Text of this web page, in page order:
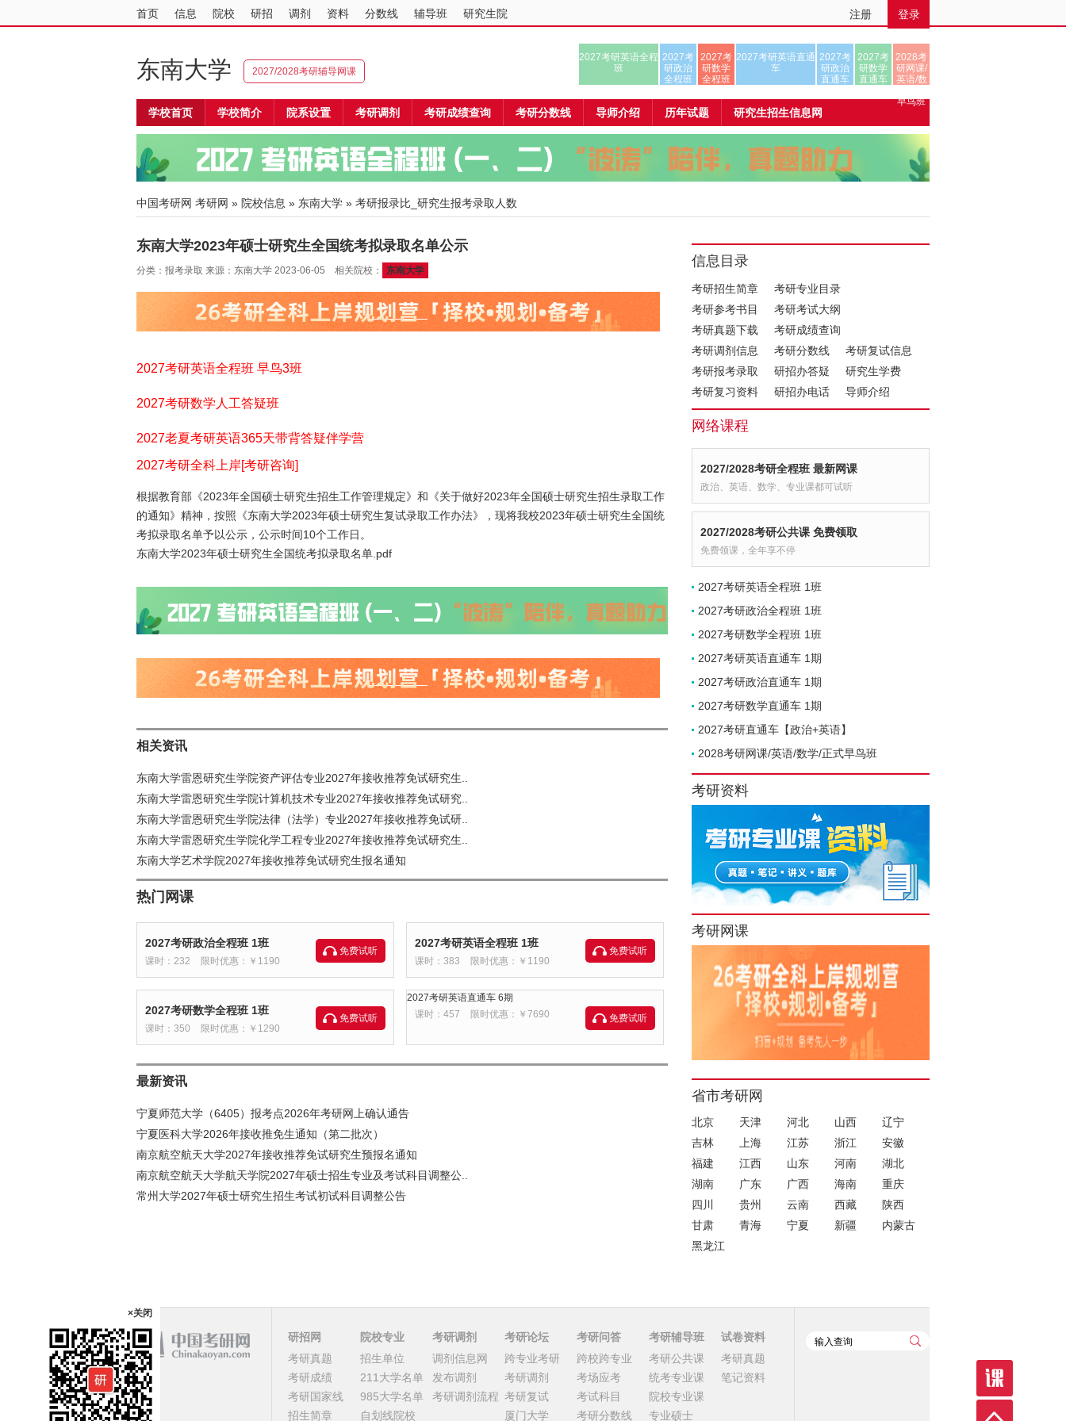
首页 信息 院校 研招 调剂 资料 分数线 辅导班 研究生院 注册 登录
东南大学 2027/2028考研辅导网课
2027考研英语全程
班
2027考
研政治
全程班
2027考
研数学
全程班
2027考研英语直通
车
2027考
研政治
直通车
2027考
研数学
直通车
2028考
研网课/
英语/数
早鸟班
学校首页 学校简介 院系设置 考研调剂 考研成绩查询 考研分数线 导师介绍 历年试题 研究生招生信息网
中国考研网 考研网 » 院校信息 » 东南大学 » 考研报录比_研究生报考录取人数
东南大学2023年硕士研究生全国统考拟录取名单公示
分类：报考录取 来源：东南大学 2023-06-05 相关院校： 东南大学
2027考研英语全程班 早鸟3班
2027考研数学人工答疑班
2027老夏考研英语365天带背答疑伴学营
2027考研全科上岸[考研咨询]
根据教育部《2023年全国硕士研究生招生工作管理规定》和《关于做好2023年全国硕士研究生招生录取工作
的通知》精神，按照《东南大学2023年硕士研究生复试录取工作办法》，现将我校2023年硕士研究生全国统
考拟录取名单予以公示，公示时间10个工作日。
东南大学2023年硕士研究生全国统考拟录取名单.pdf
相关资讯
东南大学雷恩研究生学院资产评估专业2027年接收推荐免试研究生..
东南大学雷恩研究生学院计算机技术专业2027年接收推荐免试研究..
东南大学雷恩研究生学院法律（法学）专业2027年接收推荐免试研..
东南大学雷恩研究生学院化学工程专业2027年接收推荐免试研究生..
东南大学艺术学院2027年接收推荐免试研究生报名通知
热门网课
2027考研政治全程班 1班
课时：232 限时优惠：￥1190
免费试听
2027考研英语全程班 1班
课时：383 限时优惠：￥1190
免费试听
2027考研数学全程班 1班
课时：350 限时优惠：￥1290
免费试听
2027考研英语直通车 6期
课时：457
限时优惠：￥7690 免费试听
最新资讯
宁夏师范大学（6405）报考点2026年考研网上确认通告
宁夏医科大学2026年接收推免生通知（第二批次）
南京航空航天大学2027年接收推荐免试研究生预报名通知
南京航空航天大学航天学院2027年硕士招生专业及考试科目调整公..
常州大学2027年硕士研究生招生考试初试科目调整公告
信息目录
考研招生简章
考研专业目录
考研参考书目
考研考试大纲
考研真题下载
考研成绩查询
考研调剂信息
考研分数线
考研复试信息
考研报考录取
研招办答疑
研究生学费
考研复习资料
研招办电话 导师介绍
网络课程
2027/2028考研全程班 最新网课
政治、英语、数学、专业课都可试听
2027/2028考研公共课 免费领取
免费领课，全年享不停
2027考研英语全程班 1班
2027考研政治全程班 1班
2027考研数学全程班 1班
2027考研英语直通车 1期
2027考研政治直通车 1期
2027考研数学直通车 1期
2027考研直通车【政治+英语】
2028考研网课/英语/数学/正式早鸟班
考研资料
考研网课
省市考研网
北京 天津 河北 山西
辽宁
吉林
上海 江苏 浙江
安徽
福建
江西 山东 河南
湖北
湖南
广东 广西 海南
重庆
四川
贵州 云南 西藏
陕西
甘肃
青海 宁夏 新疆
内蒙古
黑龙江
研招网
考研真题
考研成绩
考研国家线
招生简章
院校专业
招生单位
211大学名单
985大学名单
自划线院校
考研调剂
调剂信息网
发布调剂
考研调剂流程
考研论坛
跨专业考研
考研调剂
考研复试
厦门大学
考研问答
跨校跨专业
考场应考
考试科目
考研分数线
考研辅导班
考研公共课
统考专业课
院校专业课
专业硕士
试卷资料
考研真题
笔记资料
×关闭
课程
顶部